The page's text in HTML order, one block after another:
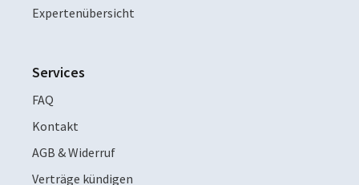
Expertenübersicht
Services
FAQ
Kontakt
AGB & Widerruf
Verträge kündigen